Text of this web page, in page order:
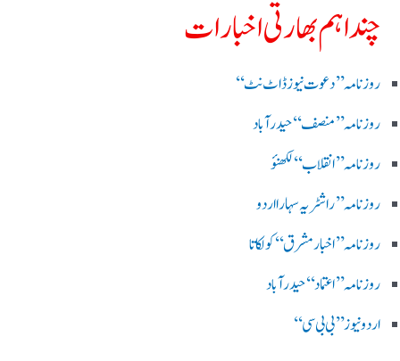
چند اہم بھارتی اخبارات
روز نامہ ’’ دعوت نیوز ڈاٹ نٹ‘‘
روزنامہ ’’ منصف‘‘ حیدر آباد
روزنامہ ’’ انقلاب‘‘ لکھنؤ
روز نامہ ’’راشٹریہ سہارا اردو
روزنامہ ’’اخبارمشرق‘‘ کولکاتا
روزنامہ ’’اعتماد‘‘ حیدرآباد
اردو نیوز ’’بی بی سی‘‘